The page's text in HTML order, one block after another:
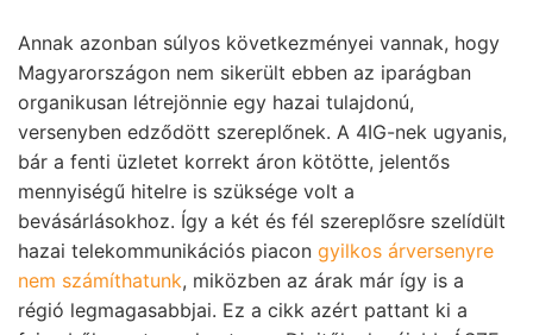
Annak azonban súlyos következményei vannak, hogy
Magyarországon nem sikerült ebben az iparágban
organikusan létrejönnie egy hazai tulajdonú,
versenyben edződött szereplőnek. A 4IG-nek ugyanis,
bár a fenti üzletet korrekt áron kötötte, jelentős
mennyiségű hitelre is szüksége volt a
bevásárlásokhoz. Így a két és fél szereplősre szelídült
hazai telekommunikációs piacon gyilkos árversenyre
nem számíthatunk, miközben az árak már így is a
régió legmagasabbjai. Ez a cikk azért pattant ki a